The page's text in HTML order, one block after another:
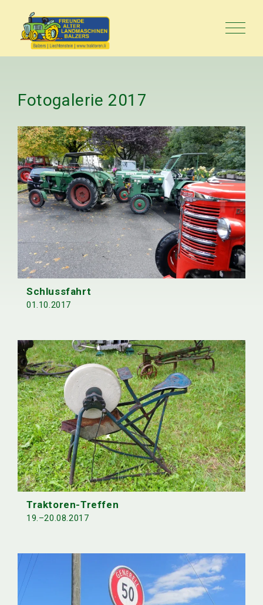
Fotogalerie 2017
Schlussfahrt
01.10.2017
Traktoren-Treffen
19.–20.08.2017